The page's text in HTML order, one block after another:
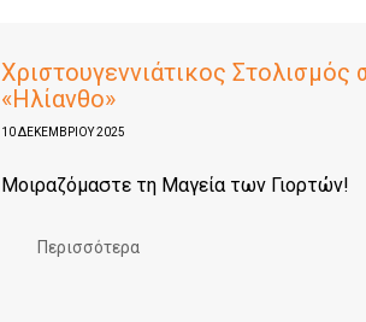
Χριστουγεννιάτικος Στολισμός
«Ηλίανθο»
10 ΔΕΚΕΜΒΡΊΟΥ 2025
Μοιραζόμαστε τη Μαγεία των Γιορτών!
Περισσότερα